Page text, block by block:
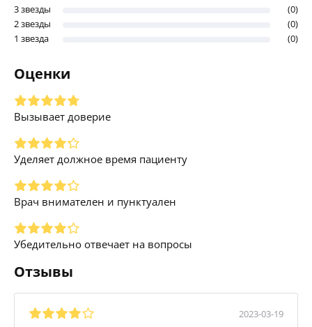
3 звезды
(0)
2 звезды
(0)
1 звезда
(0)
Оценки
Вызывает доверие
Уделяет должное время пациенту
Врач внимателен и пунктуален
Убедительно отвечает на вопросы
Отзывы
2023-03-19